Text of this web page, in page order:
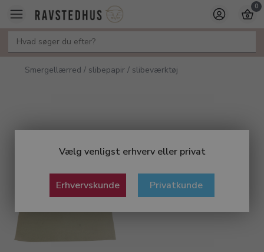
Vælg venligst erhverv eller privat
Erhvervskunde Privatkunde
0
Smergellærred / slibepapir / slibeværktøj